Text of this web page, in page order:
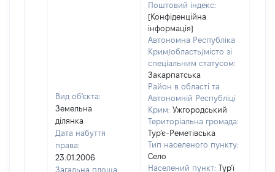
Вид об'єкта:
Земельна
ділянка
Дата набуття
права:
23.01.2006
Загальна площа
Поштовий індекс:
[Конфіденційна
інформація]
Автономна Республіка
Крим/область/місто зі
спеціальним статусом:
Закарпатська
Район в області та
Автономній Республіці
Крим: Ужгородський
Територіальна громада:
Тур’є-Реметівська
Тип населеного пункту:
Село
Населений пункт: Тур’ї